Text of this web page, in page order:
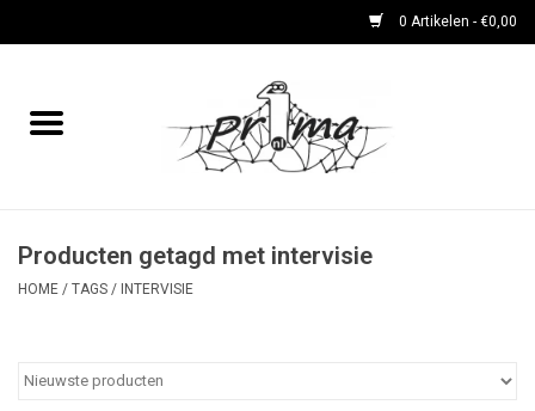
0 Artikelen - €0,00
Home
DVD's en CD's
Rare Dingetjes-reeks
Producten getagd met intervisie
HOME / TAGS / INTERVISIE